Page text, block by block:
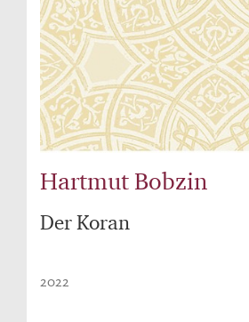
Hartmut Bobzin
Der Koran
2022